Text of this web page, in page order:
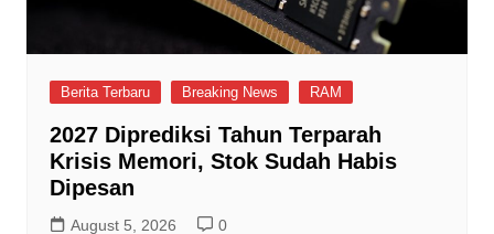
Berita Terbaru Breaking News RAM
2027 Diprediksi Tahun Terparah
Krisis Memori, Stok Sudah Habis
Dipesan
August 5, 2026 0